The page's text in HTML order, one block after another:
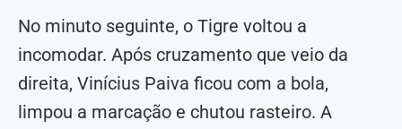
No minuto seguinte, o Tigre voltou a
incomodar. Após cruzamento que veio da
direita, Vinícius Paiva ficou com a bola,
limpou a marcação e chutou rasteiro. A